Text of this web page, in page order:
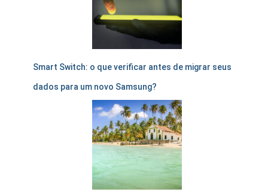
Smart Switch: o que verificar antes de migrar seus
dados para um novo Samsung?